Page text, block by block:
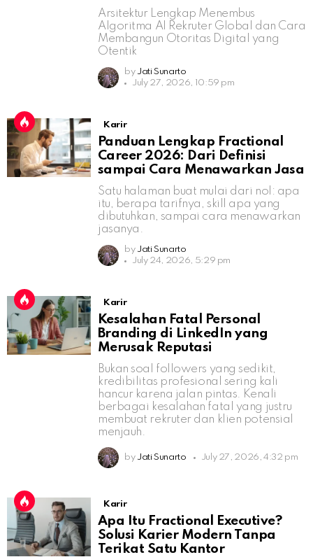
Arsitektur Lengkap Menembus
Algoritma AI Rekruter Global dan Cara
Membangun Otoritas Digital yang
Otentik
by Jati Sunarto
July 27, 2026, 10:59 pm
Karir
Panduan Lengkap Fractional
Career 2026: Dari Definisi
sampai Cara Menawarkan Jasa
Satu halaman buat mulai dari nol: apa
itu, berapa tarifnya, skill apa yang
dibutuhkan, sampai cara menawarkan
jasanya.
by Jati Sunarto
July 24, 2026, 5:29 pm
Karir
Kesalahan Fatal Personal
Branding di LinkedIn yang
Merusak Reputasi
Bukan soal followers yang sedikit,
kredibilitas profesional sering kali
hancur karena jalan pintas. Kenali
berbagai kesalahan fatal yang justru
membuat rekruter dan klien potensial
menjauh.
by Jati Sunarto July 27, 2026, 4:32 pm
Karir
Apa Itu Fractional Executive?
Solusi Karier Modern Tanpa
Terikat Satu Kantor